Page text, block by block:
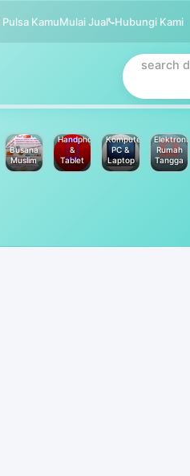
KamuMulai Jual Hubungi Kami
Busana
Muslim
Handphone
&
Tablet
Komputer
PC &
Laptop
Elektronik
Rumah
Tangga